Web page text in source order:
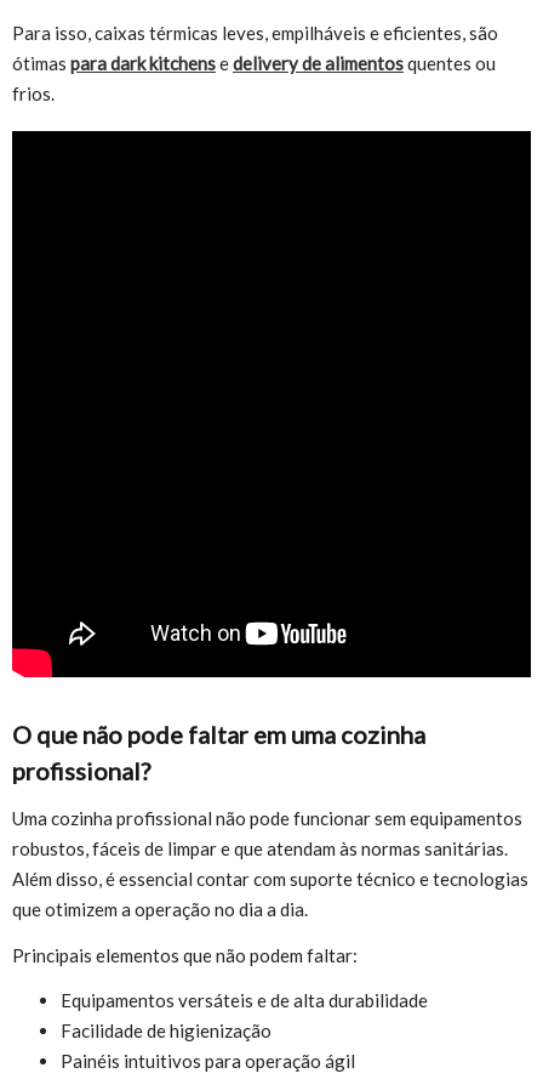
Para isso, caixas térmicas leves, empilháveis e eficientes, são
ótimas para dark kitchensedelivery de alimentosquentes ou
frios.
O que não pode faltar em uma cozinha
profissional?
Uma cozinha profissional não pode funcionar sem equipamentos
robustos, fáceis de limpar e que atendam às normas sanitárias.
Além disso, é essencial contar com suporte técnico e tecnologias
que otimizem a operação no dia a dia.
Principais elementos que não podem faltar:
Equipamentos versáteis e de alta durabilidade
Facilidade de higienização
Painéis intuitivos para operação ágil